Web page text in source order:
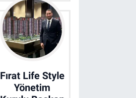
Fırat Life Style
Yönetim